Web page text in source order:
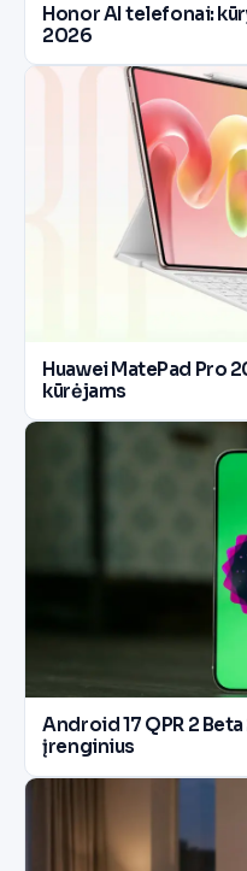
Honor AI telefonai:
2026
Huawei MatePad Pro
kūrėjams
Android 17 QPR 2
įrenginius